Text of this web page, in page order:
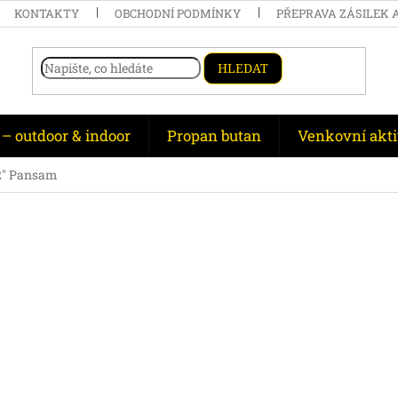
KONTAKTY OBCHODNÍ PODMÍNKY PŘEPRAVA ZÁSILEK A
HLEDAT
outdoor & indoor Propan butan Venkovní
Pansam